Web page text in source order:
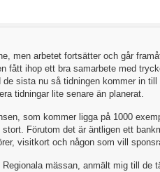
men arbetet fortsätter och går
fått ihop ett bra samarbete med
sista nu så tidningen kommer in
tidningar lite senare än planerat.
som kommer ligga på 1000
Förutom det är äntligen ett
visitkort och någon som vill
mässan, anmält mig till de